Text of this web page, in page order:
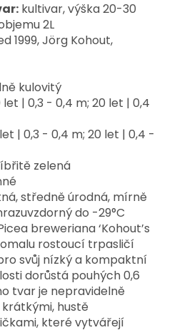
kultivar, výška 20-30
2L
1999, Jörg Kohout,
kulovitý
let | 0,3 - 0,4 m; 20 let | 0,4
| 0,3 - 0,4 m; 20 let | 0,4 -
zelená
středně úrodná, mírně
do -29°C
breweriana ‘Kohout’s
rostoucí trpasličí
svůj nízký a kompaktní
dorůstá pouhých 0,6
tvar je nepravidelně
hustě
které vytvářejí